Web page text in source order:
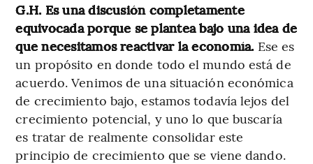
G.H. Es una discusión completamente
equivocada porque se plantea bajo una idea de
que necesitamos reactivar la economía. Ese es
un propósito en donde todo el mundo está de
acuerdo. Venimos de una situación económica
de crecimiento bajo, estamos todavía lejos del
crecimiento potencial, y uno lo que buscaría
es tratar de realmente consolidar este
principio de crecimiento que se viene dando.